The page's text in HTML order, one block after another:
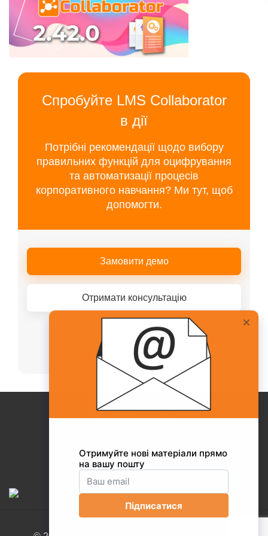
Спробуйте LMS Collaborator
в дії
Потрібні рекомендації щодо вибору
правильних функцій для оцифрування
та автоматизації процесів
корпоративного навчання? Ми тут, щоб
допомогти.
Замовити демо
Отримати консультацію
Або телефонуйте нашому менеджеру
+38(067)217-0440
Про Collaborator